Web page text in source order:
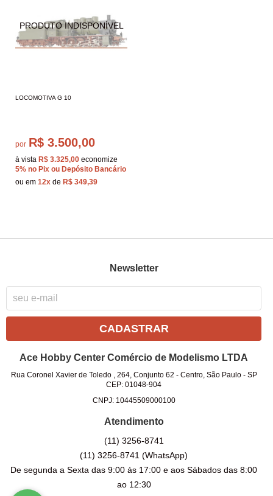
LOCOMOTIVA G 10
por R$ 3.500,00
à vista R$ 3.325,00 economize
5% no Pix ou Depósito Bancário
ou em 12x de R$ 349,39
Newsletter
CADASTRAR
Ace Hobby Center Comércio de Modelismo LTDA
Rua Coronel Xavier de Toledo , 264, Conjunto 62 - Centro, São Paulo- SP
CEP: 01048-904
CNPJ: 10445509000100
Atendimento
(11) 3256-8741
(11) 3256-8741(WhatsApp)
De segunda a Sexta das 9:00 ás 17:00 e aos Sábados das 8:00
ao 12:30